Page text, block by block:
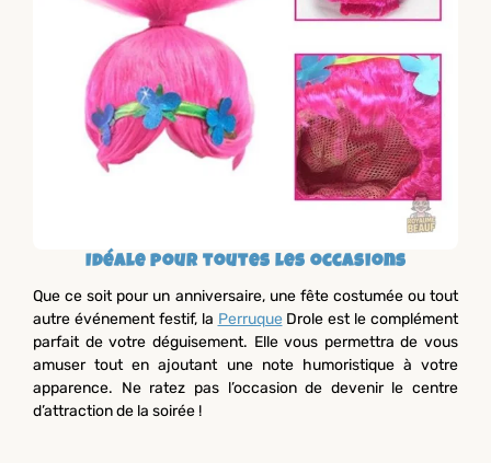
Idéale pour toutes les occasions
Que ce soit pour un anniversaire, une fête costumée ou tout
autre événement festif, la PerruqueDrole est le complément
parfait de votre déguisement. Elle vous permettra de vous
amuser tout en ajoutant une note humoristique à votre
apparence. Ne ratez pas l’occasion de devenir le centre
d’attraction de la soirée !